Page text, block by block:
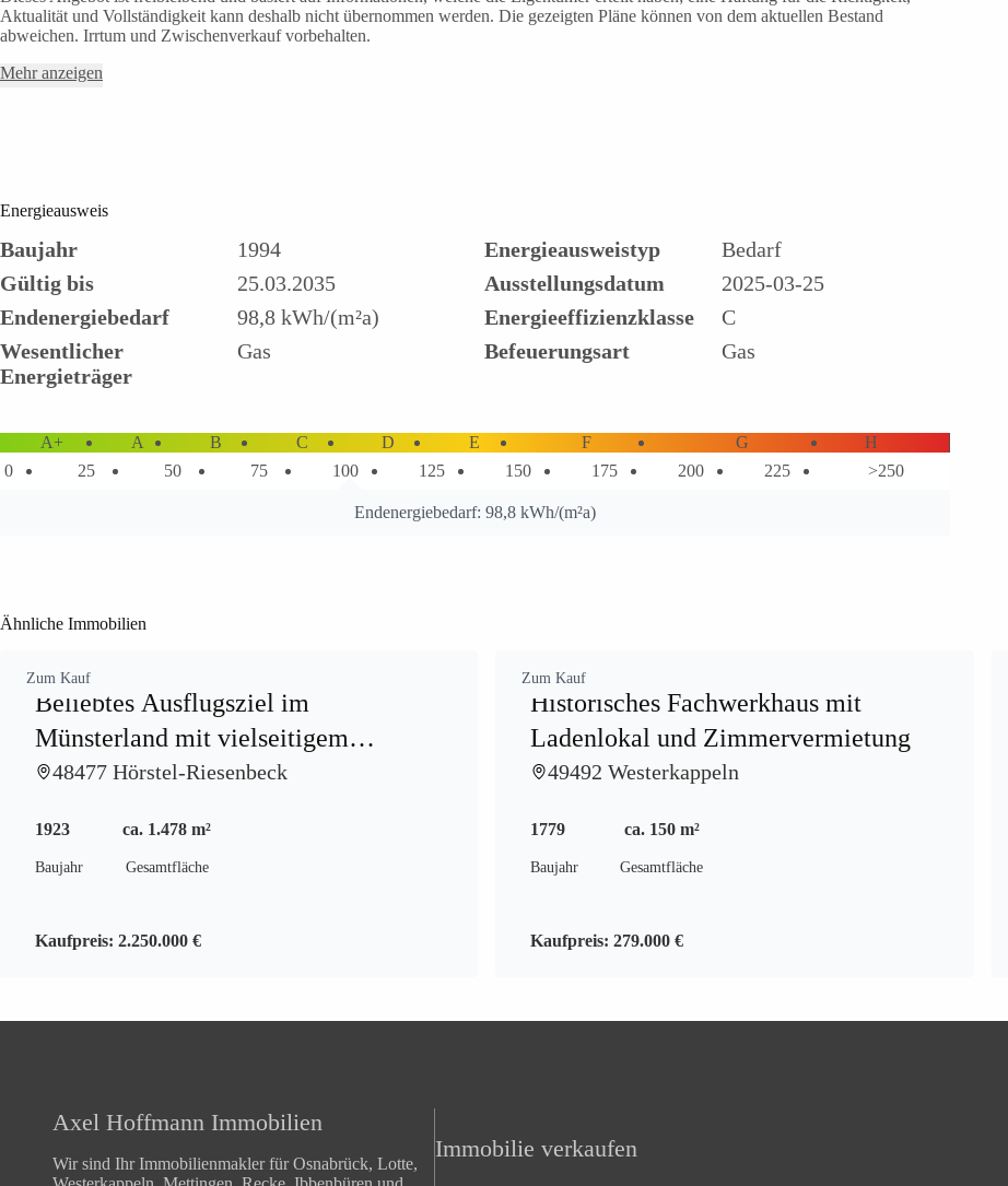
Aktualität und Vollständigkeit kann deshalb nicht übernommen werden. Die gezeigten Pläne können von dem aktuellen Bestand
abweichen. Irrtum und Zwischenverkauf vorbehalten.
Mehr anzeigen
Energieausweis
Baujahr 1994 Energieausweistyp
Bedarf
Gültig bis
25.03.2035 Ausstellungsdatum
2025-03-25
Endenergiebedarf
98,8 kWh/(m²a) Energieeffizienzklasse
C
Wesentlicher
Energieträger
Gas Befeuerungsart Gas
A+ A B C D E F G
H
0
25 50 75 100 125 150 175 200 225 >250
Endenergiebedarf: 98,8 kWh/(m²a)
Ähnliche Immobilien
Zum Kauf
Beliebtes Ausflugsziel im
Münsterland mit vielseitigem
Entwicklungspotenzial auf 40.000 qm
48477 Hörstel-Riesenbeck
1923
Baujahr
ca. 1.478 m²
Gesamtfläche
Kaufpreis: 2.250.000 €
Zum Kauf
Historisches Fachwerkhaus mit
Ladenlokal und Zimmervermietung
49492 Westerkappeln
1779
Baujahr
ca. 150 m²
Gesamtfläche
Kaufpreis:279.000 €
Axel Hoffmann Immobilien
Wir sind Ihr Immobilienmakler für Osnabrück, Lotte,
Immobilie verkaufen